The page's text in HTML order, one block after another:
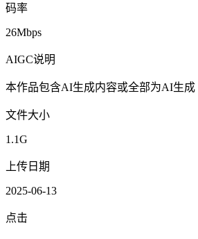
码率
26Mbps
AIGC说明
本作品包含AI生成内容或全部为AI生成
文件大小
1.1G
上传日期
2025-06-13
点击